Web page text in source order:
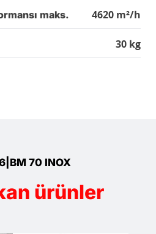
maks. 4620 m²/h
30 kg
70 INOX
ürünler